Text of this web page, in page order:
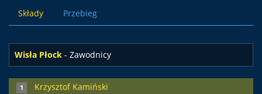
Składy Przebieg
Wisła Płock - Zawodnicy
1 Krzysztof Kamiński